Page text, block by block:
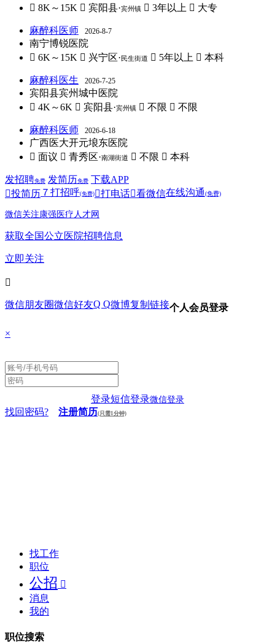
 8K～15K  宾阳县·宾州镇  3年以上  大专
麻醉科医师 2026-8-7
南宁博锐医院
 6K～15K  兴宁区·民生街道  5年以上  本科
麻醉科医生 2026-7-25
宾阳县宾州城中医院
 4K～6K  宾阳县·宾州镇  不限  不限
麻醉科医师 2026-6-18
广西医大开元埌东医院
 面议  青秀区·南湖街道  不限  本科
发招聘免费 发简历免费 下载APP
投简历 ７ 打招呼(免费) 打电话看微信在线沟通(免费)
微信关注康强医疗人才网
获取全国公立医院招聘信息
立即关注

微信朋友圈微信好友Q Q微博复制链接个人会员登录
×
登录短信登录微信登录
找回密码? 注册简历(只需1分钟)
找工作
职位
公招 
消息
我的
职位搜索